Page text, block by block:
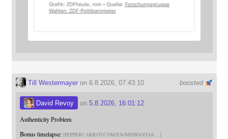
boosted
Till Westermayeron 6.8.2026, 07:43:10
David Revoy on 5.8.2026, 16:01:12
Authenticity Problem
Bonus timelapse: PEPPERCARROT.COM/EN/MINIFANTAS